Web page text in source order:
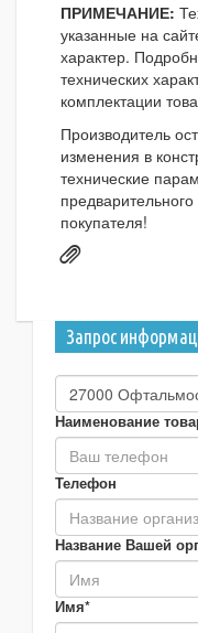
ПРИМЕЧАНИЕ:
указанные на
характер.
технических
комплектации
Производитель
изменения в
технические
покупателя!
Запрос
Наименование
Телефон
Название Вашей
Имя*